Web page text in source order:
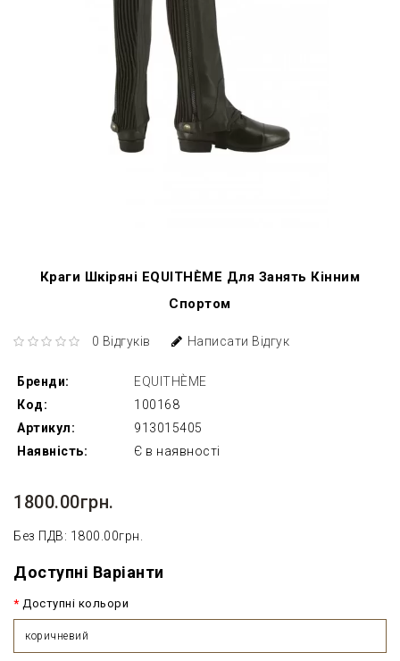
Краги Шкіряні EQUITHÈME Для Занять Кінним
Спортом
0 Відгуків Написати Відгук
Бренди:
EQUITHÈME
Код:
100168
Артикул:
913015405
Наявність:
Є в наявності
1800.00грн.
Без ПДВ: 1800.00грн.
Доступні Варіанти
Доступні кольори
коричневий